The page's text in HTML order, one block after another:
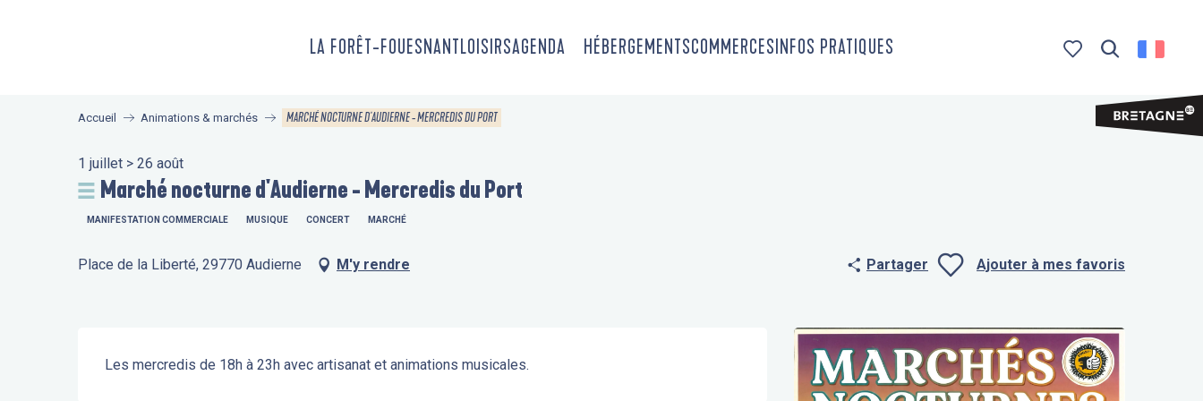
LA FORÊT-FOUESNANTLOISIRSAGENDA HÉBERGEMENTSCOMMERCES INFOS PRATIQUES
Accueil Animations & marchés MARCHÉ NOCTURNE D'AUDIERNE - MERCREDIS DU PORT
1 juillet > 26 août
Marché nocturne d'Audierne - Mercredis du Port
MANIFESTATION COMMERCIALE MUSIQUE CONCERT MARCHÉ
Place de la Liberté, 29770 Audierne M'y rendre Partager Ajouter à mes favoris
Description
Les mercredis de 18h à 23h avec artisanat et animations musicales.